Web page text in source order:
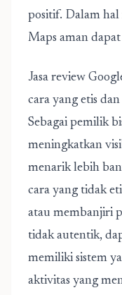
positif. Dalam
Maps aman
Jasa review
cara yang etis
Sebagai pemilik
meningkatkan
menarik lebih
cara yang tidak
atau membanjiri
tidak autentik,
memiliki sistem
aktivitas yang